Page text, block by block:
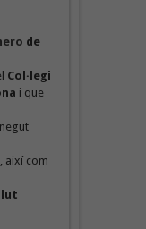
de
Col·legi
i que
, així com